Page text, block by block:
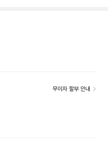
무이자 할부 안내